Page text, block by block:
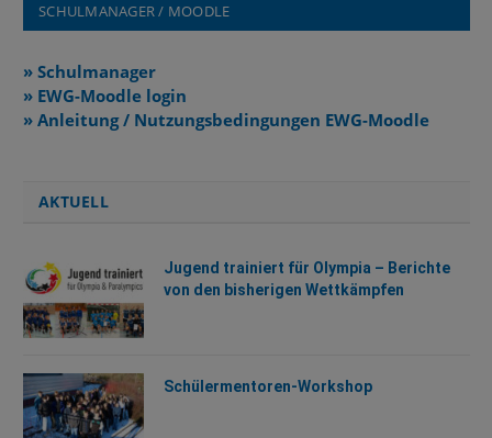
SCHULMANAGER / MOODLE
» Schulmanager
» EWG-Moodle login
» Anleitung / Nutzungsbedingungen EWG-Moodle
AKTUELL
Jugend trainiert für Olympia – Berichte
von den bisherigen Wettkämpfen
Schülermentoren-Workshop